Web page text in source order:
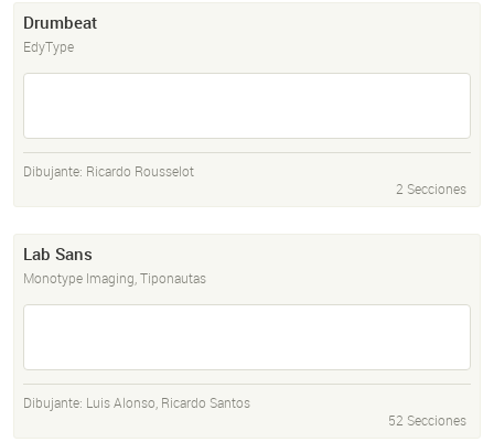
Drumbeat
EdyType
Dibujante: Ricardo Rousselot
2 Secciones
Lab Sans
Monotype Imaging, Tiponautas
Dibujante: Luis Alonso, Ricardo Santos
52 Secciones